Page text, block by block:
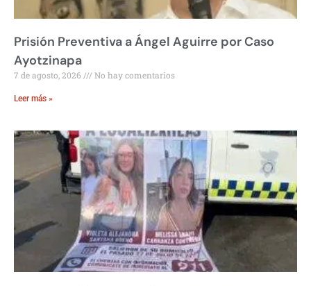
Prisión Preventiva a Ángel Aguirre por Caso
Ayotzinapa
7 de agosto, 2026 No hay comentarios
Leer más »